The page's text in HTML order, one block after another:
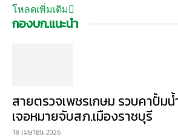
โหลดเพิ่มเติม
กองบก.แนะนำ
สายตรวจเพชรเกษม รวบคาปั้ม
เจอหมายจับสภ.เมืองราชบุรี
18 เมษายน 2026